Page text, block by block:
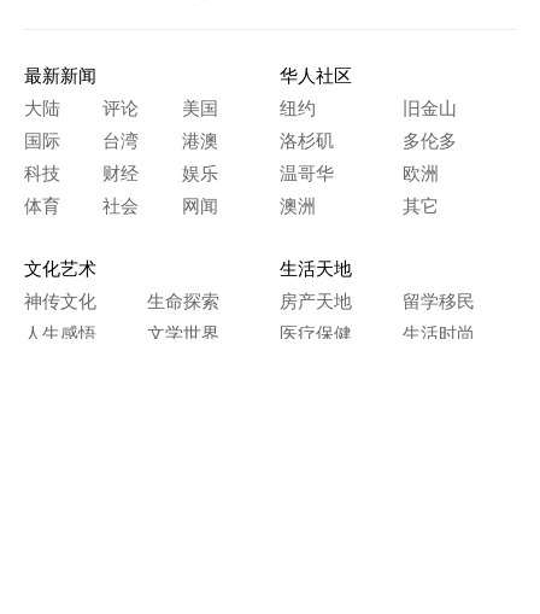
最新新闻
大陆
评论
美国
国际
台湾
港澳
科技
财经
娱乐
体育
社会 网闻
华人社区
纽约
旧金山
洛杉矶
多伦多
温哥华
欧洲
澳洲
其它
文化艺术
神传文化
生命探索
人生感悟
文学世界
生活天地
房产天地
留学移民
医疗保健
生活时尚